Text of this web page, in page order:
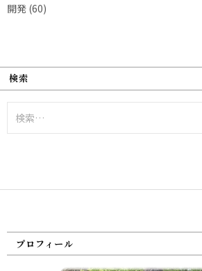
開発 (60)
検索
索:
プロフィール